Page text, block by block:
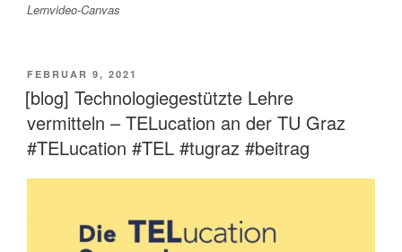
Lernvideo-Canvas
VERÖFFENTLICHT
AM
FEBRUAR 9, 2021
[blog] Technologiegestützte Lehre
vermitteln – TELucation an der TU Graz
#TELucation #TEL #tugraz #beitrag